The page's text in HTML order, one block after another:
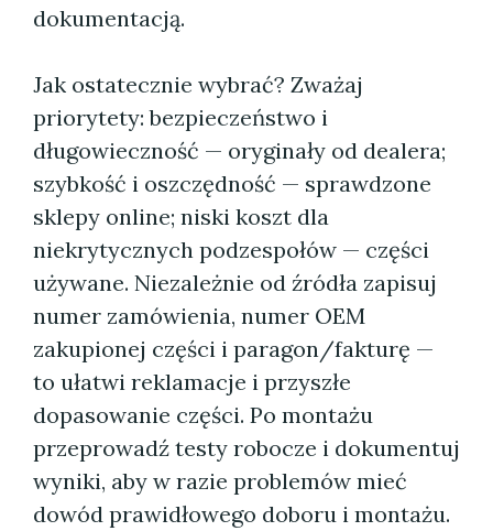
dokumentacją.
Jak ostatecznie wybrać? Zważaj
priorytety: bezpieczeństwo i
długowieczność — oryginały od dealera;
szybkość i oszczędność — sprawdzone
sklepy online; niski koszt dla
niekrytycznych podzespołów — części
używane. Niezależnie od źródła zapisuj
numer zamówienia, numer OEM
zakupionej części i paragon/fakturę —
to ułatwi reklamacje i przyszłe
dopasowanie części. Po montażu
przeprowadź testy robocze i dokumentuj
wyniki, aby w razie problemów mieć
dowód prawidłowego doboru i montażu.